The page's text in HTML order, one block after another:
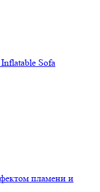
Sofa
пламени и